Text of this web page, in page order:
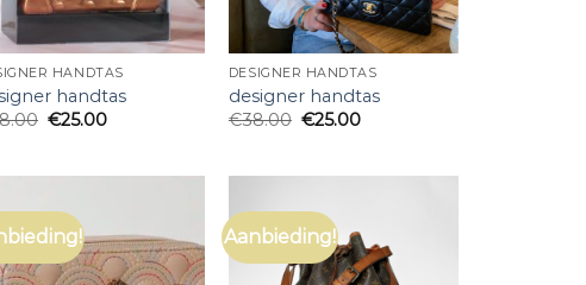
HANDTAS
handtas
€25.00
DESIGNER HANDTAS
designer handtas
€38.00 €25.00
Aanbieding!